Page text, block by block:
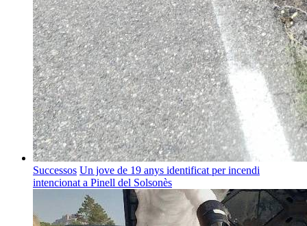
Successos Un jove de 19 anys identificat per incendi
intencionat a Pinell del Solsonès